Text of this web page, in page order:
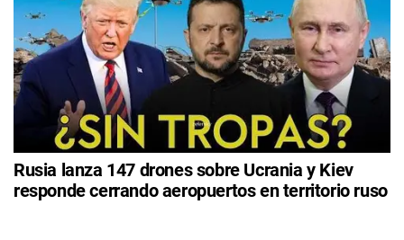
Rusia lanza 147 drones sobre Ucrania y Kiev
responde cerrando aeropuertos en territorio ruso